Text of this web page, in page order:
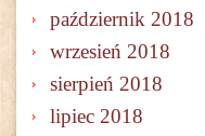
październik 2018
wrzesień 2018
sierpień 2018
lipiec 2018